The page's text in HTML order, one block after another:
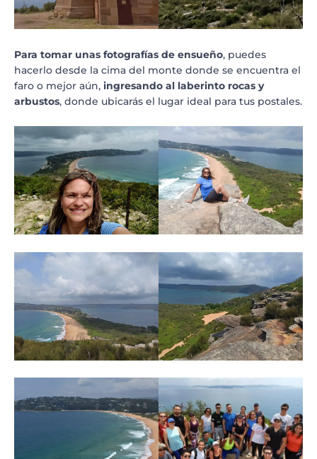
Para tomar unas fotografías de ensueño, puedes
hacerlo desde la cima del monte donde se encuentra el
faro o mejor aún, ingresando al laberinto rocas y
arbustos, donde ubicarás el lugar ideal para tus postales.